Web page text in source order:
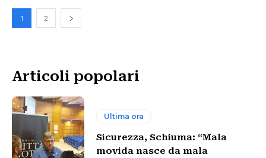
1 2
Articoli popolari
Ultima ora
Sicurezza, Schiuma: “Mala
movida nasce da mala